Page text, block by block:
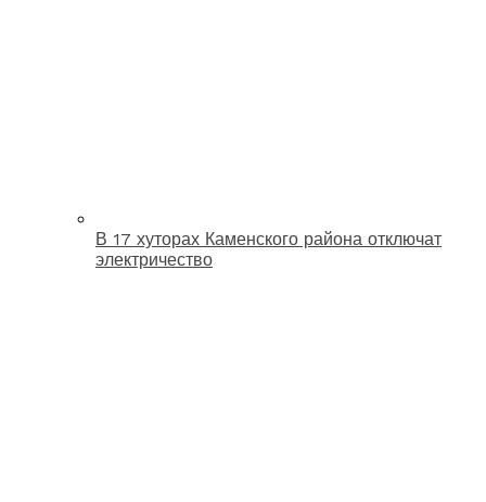
В 17 хуторах Каменского района отключат
электричество